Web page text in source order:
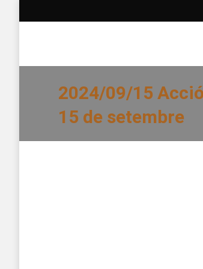
2024/09/15
15 de setembre